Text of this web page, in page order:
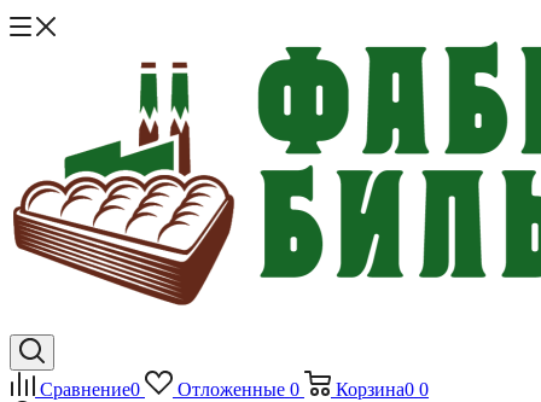
Сравнение0 Отложенные 0 Корзина0 0